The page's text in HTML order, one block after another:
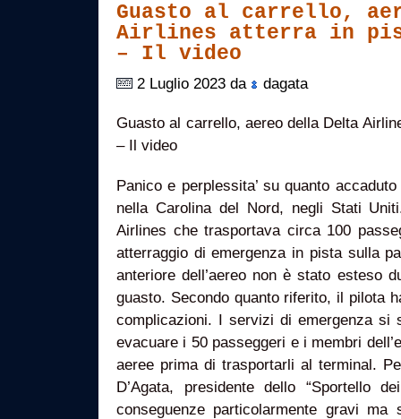
Guasto al carrello,
Airlines atterra in
– Il video
2 Luglio 2023 da dagata
Guasto al carrello, aereo della Delta
– Il video
Panico e perplessita’ su quanto
nella Carolina del Nord, negli Stati
Airlines che trasportava circa 100
atterraggio di emergenza in pista sulla
anteriore dell’aereo non è stato esteso
guasto. Secondo quanto riferito, il pilota
complicazioni. I servizi di emergenza si
evacuare i 50 passeggeri e i membri
aeree prima di trasportarli al terminal.
D’Agata, presidente dello “Sportello
conseguenze particolarmente gravi ma